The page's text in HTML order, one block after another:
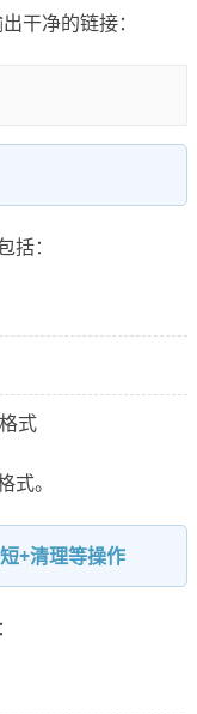
干净的链接：
：
式
。
+清理等操作